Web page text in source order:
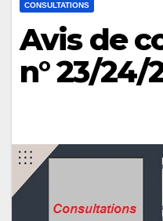
CONSULTATIONS
Avis de
n° 23/24/